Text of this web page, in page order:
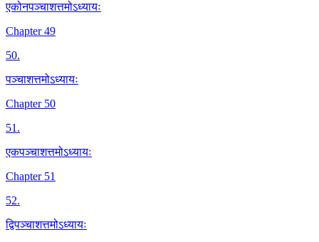
एकोनपञ्चाशत्तमोऽध्यायः
Chapter 49
50.
पञ्चाशत्तमोऽध्यायः
Chapter 50
51.
एकपञ्चाशत्तमोऽध्यायः
Chapter 51
52.
द्विपञ्चाशत्तमोऽध्यायः